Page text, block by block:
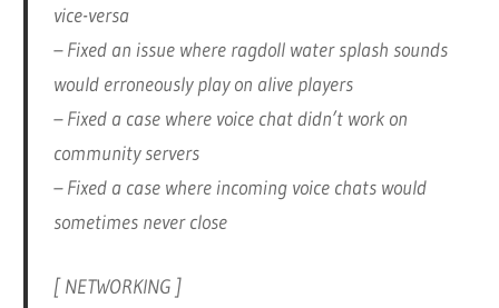
vice-versa
– Fixed an issue where ragdoll water splash sounds
would erroneously play on alive players
– Fixed a case where voice chat didn’t work on
community servers
– Fixed a case where incoming voice chats would
sometimes never close
[ NETWORKING ]